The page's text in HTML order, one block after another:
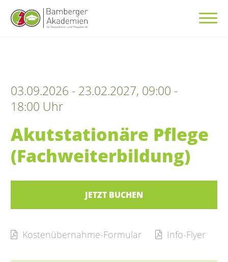
03.09.2026 - 23.02.2027, 09:00 -
18:00 Uhr
Akutstationäre Pflege
(Fachweiterbildung)
JETZT BUCHEN
Kostenübernahme-Formular Info-Flyer